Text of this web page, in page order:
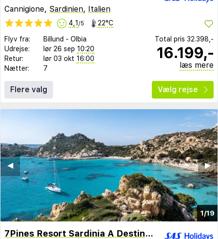
Cannigione, Sardinien, Italien
4,1 /5 22°C
Flyv fra: Billund - Olbia
Udrejse:
lør 26 sep 10:20
Retur:
lør 03 okt 16:00
Nætter:
7
Total pris 32.398,-
16.199,-
læs mere
Flere valg Vælg rejse
1/19
▶︎
◀︎
7Pines Resort Sardinia A Destination By Hyatt